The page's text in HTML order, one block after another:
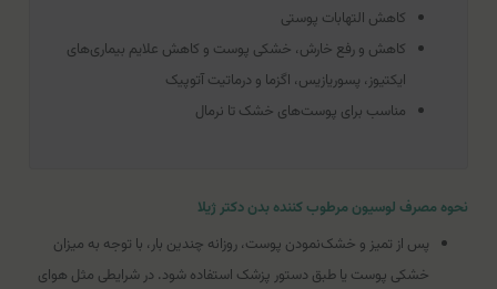
کاهش التهابات پوستی
کاهش و رفع خارش، خشکی پوست و کاهش علایم بیماری‌های
ایکتیوز، پسوریازیس، اگزما و درماتیت آتوپیک
مناسب برای پوست‌های خشک تا نرمال
نحوه مصرف لوسیون مرطوب کننده بدن دکتر ژیلا
پس از تمیز و خشک‌نمودن پوست، روزانه چندین بار، با توجه به میزان
خشکی پوست یا طبق دستور پزشک استفاده شود. در شرایطی مثل هوای